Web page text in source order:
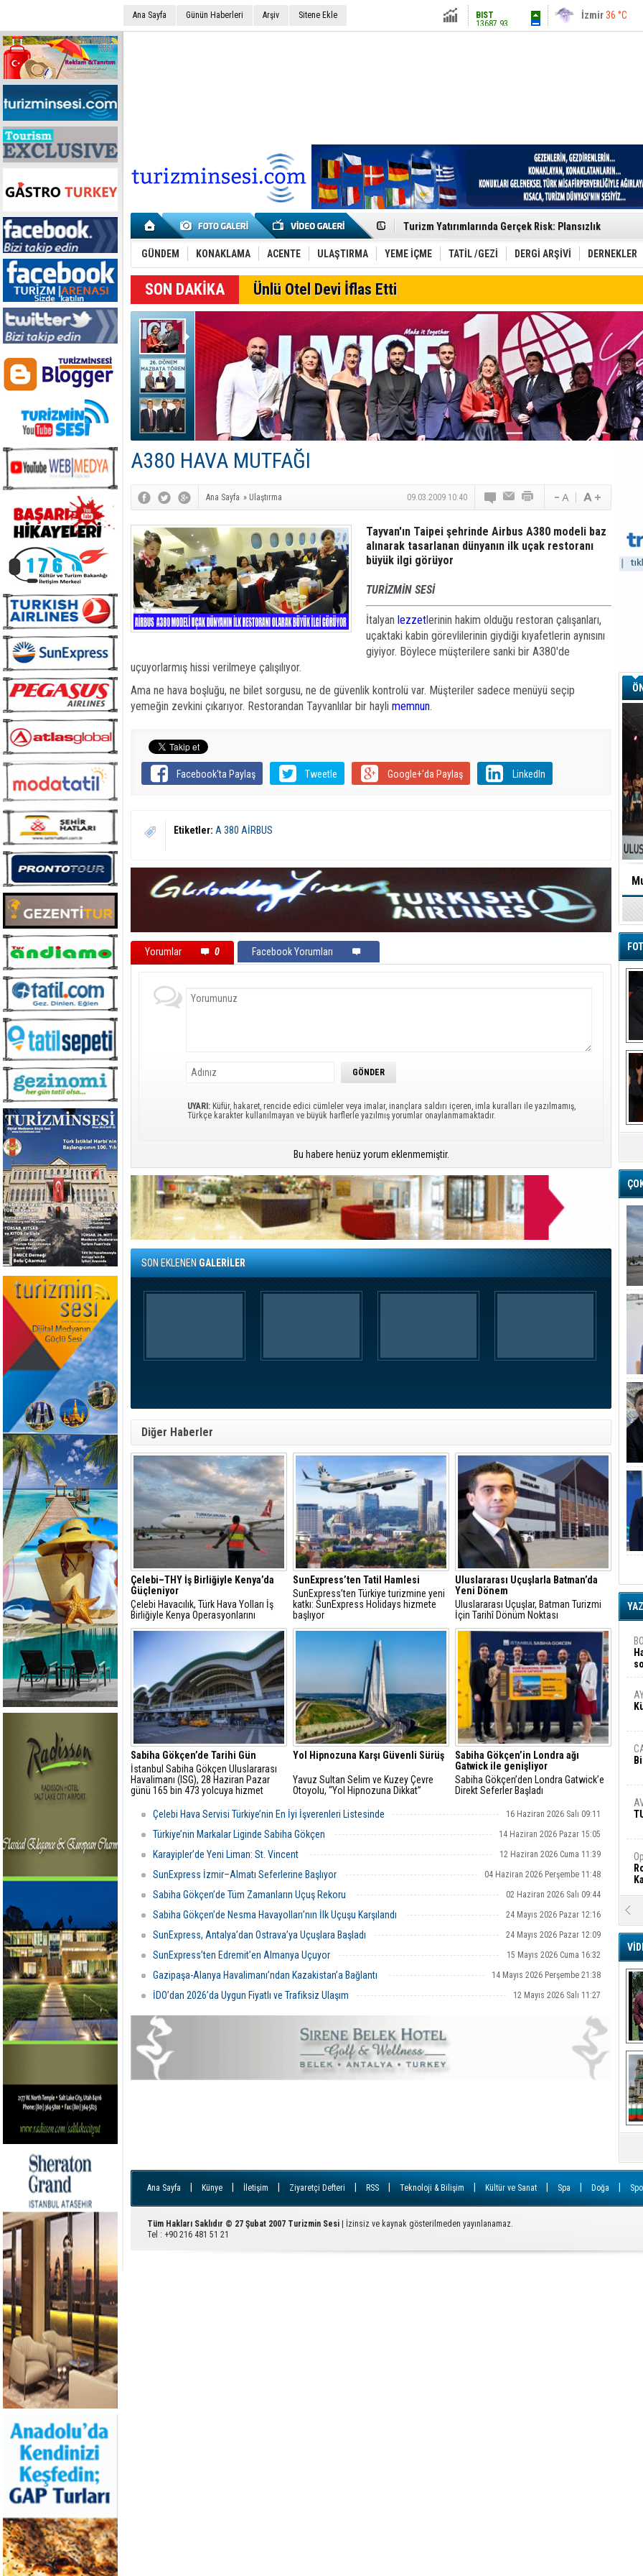
Ana Sayfa Günün Haberleri Arşiv Sitene Ekle
Altın6248.13 İstanbul 31 °C
Etkinlik sektörünün Çatı Kuruluşlardan İstanbul Zirvesi
Turizm Yatırımlarında Gerçek Risk: Plansızlık
Çelebi–THY İş Birliğiyle Kenya’da Güçleniyor
Global Yatırım Holding,%38 Artış: Net Kâr 46,5 Milyon
Yabancı Dijital Platformlara Ayrıcalık Yasası
Tatilsepeti’nden Villa Tatili Modeli
Jolly ile Mezopotamya’ya Yolculuk!
LÖSEV Yaz Okulu’nda Şifa ve Neşe
Turizm geliri ilk 6 ayda 25,7 milyar dolar oldu
Canovate’den Yeni Nesil Veri Merkezleri
Türk MICE Sektörüne Yeni Fırsatlar
TAV Havalimanları’ndan Yılın İlk Yarısında Rekor
SunExpress’ten Tatil Hamlesi
NG Grup, Domaniç’in Potansiyelini Vurguladı
GÜNDEM KONAKLAMA ACENTE ULAŞTIRMA YEME İÇME TATİL /GEZİ DERGİ ARŞİVİ DERNEKLER
Ünlü Otel Devi İflas Etti
A380 HAVA MUTFAĞI
Ana Sayfa » Ulaştırma 09.03.2009 10:40
Tayvan'ın Taipei şehrinde Airbus A380 modeli baz
alınarak tasarlanan dünyanın ilk uçak restoranı
büyük ilgi görüyor
TURİZMİN SESİ
İtalyan lezzetlerinin hakim olduğu restoran çalışanları,
uçaktaki kabin görevlilerinin giydiği kıyafetlerin aynısını
giyiyor. Böylece müşterilere sanki bir A380'de
uçuyorlarmış hissi verilmeye çalışılıyor.
Ama ne hava boşluğu, ne bilet sorgusu, ne de güvenlik kontrolü var. Müşteriler sadece menüyü seçip
yemeğin zevkini çıkarıyor. Restorandan Tayvanlılar bir hayli memnun.
Facebook'ta Paylaş Tweetle Google+'da Paylaş LinkedIn
Etiketler: A 380 AİRBUS
Yorumlar 0 Facebook Yorumları
UYARI: Küfür, hakaret, rencide edici cümleler veya imalar, inançlara saldırı içeren, imla kuralları ile yazılmamış,
Türkçe karakter kullanılmayan ve büyük harflerle yazılmış yorumlar onaylanmamaktadır.
Bu habere henüz yorum eklenmemiştir.
SON EKLENENGALERİLER
Diğer Haberler
Çelebi–THY İş Birliğiyle Kenya’da
Güçleniyor
Çelebi Havacılık, Türk Hava Yolları İş
Birliğiyle Kenya Operasyonlarını
Güçlendiriyor
SunExpress’ten Tatil Hamlesi
SunExpress’ten Türkiye turizmine yeni
katkı: SunExpress Holidays hizmete
başlıyor
Uluslararası Uçuşlarla Batman’da
Yeni Dönem
Uluslararası Uçuşlar, Batman Turizmi
İçin Tarihî Dönüm Noktası
Sabiha Gökçen’de Tarihi Gün
İstanbul Sabiha Gökçen Uluslararası
Havalimanı (ISG), 28 Haziran Pazar
günü 165 bin 473 yolcuya hizmet
günlük yolcu rekorunu kırdı
Yol Hipnozuna Karşı Güvenli Sürüş
Yavuz Sultan Selim ve Kuzey Çevre
Otoyolu, “Yol Hipnozuna Dikkat”
Sabiha Gökçen’in Londra ağı
Gatwick ile genişliyor
Sabiha Gökçen’den Londra Gatwick’e
Direkt Seferler Başladı
Çelebi Hava Servisi Türkiye’nin En İyi İşverenleri Listesinde 16 Haziran 2026 Salı 09:11
Türkiye’nin Markalar Liginde Sabiha Gökçen 14 Haziran 2026 Pazar 15:05
Karayipler’de Yeni Liman: St. Vincent 12 Haziran 2026 Cuma 11:39
SunExpress İzmir–Almatı Seferlerine Başlıyor 04 Haziran 2026 Perşembe 11:48
Sabiha Gökçen’de Tüm Zamanların Uçuş Rekoru 02 Haziran 2026 Salı 09:44
Sabiha Gökçen’de Nesma Havayolları’nın İlk Uçuşu Karşılandı 24 Mayıs 2026 Pazar 12:16
SunExpress, Antalya’dan Ostrava’ya Uçuşlara Başladı 24 Mayıs 2026 Pazar 12:09
SunExpress’ten Edremit’en Almanya Uçuyor 15 Mayıs 2026 Cuma 16:32
Gazipaşa-Alanya Havalimanı’ndan Kazakistan’a Bağlantı 14 Mayıs 2026 Perşembe 21:38
İDO’dan 2026’da Uygun Fiyatlı ve Trafiksiz Ulaşım 12 Mayıs 2026 Salı 11:27
Ana Sayfa Künye İletişim Ziyaretçi Defteri RSS Teknoloji & Bilişim Kültür ve Sanat Spa Doğa
Tüm Hakları Saklıdır © 27 Şubat 2007 Turizmin Sesi | İzinsiz ve kaynak gösterilmeden yayınlanamaz.
Tel : +90 216 481 51 21